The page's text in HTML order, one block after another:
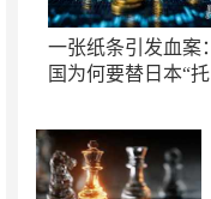
一张纸条引发血案
国为何要替日本“托